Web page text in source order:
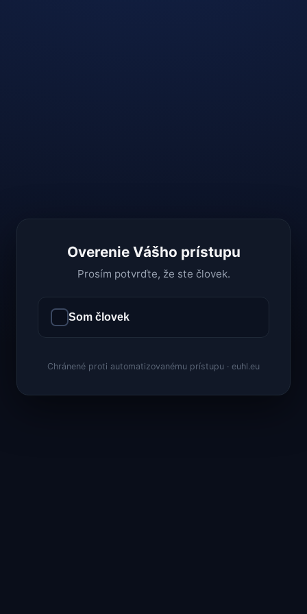
Overenie Vášho prístupu
Prosím potvrďte, že ste človek.
Som človek
Chránené proti automatizovanému prístupu · euhl.eu